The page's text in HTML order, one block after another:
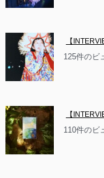
【
125件のビ
【
110件のビ